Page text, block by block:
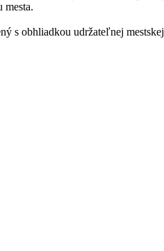
mesta.
s obhliadkou udržateľnej